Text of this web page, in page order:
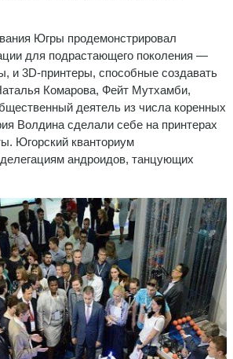
Югры продемонстрировал
для подрастающего поколения —
и 3D-принтеры, способные создавать
Комарова, Фейт Мутхамби,
деятель из числа коренных
Волдина сделали себе на принтерах
Югорский кванториум
андроидов, танцующих